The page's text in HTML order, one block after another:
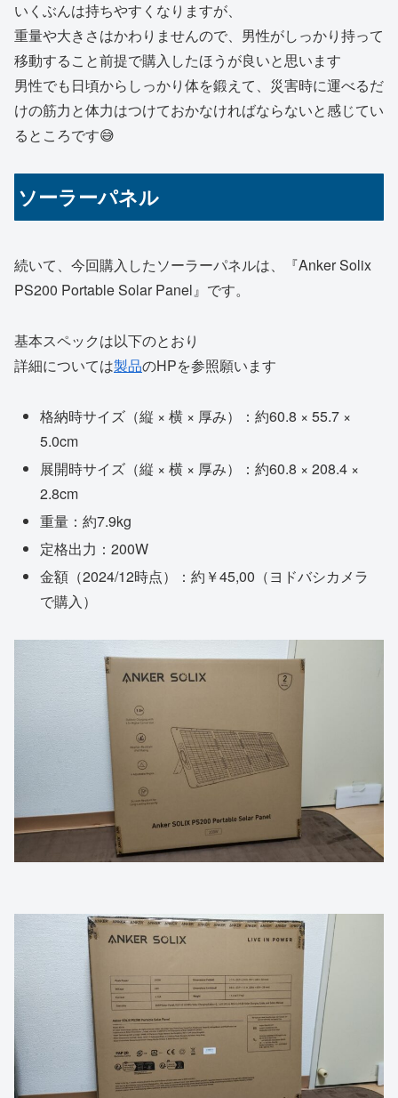
いくぶんは持ちやすくなりますが、
重量や大きさはかわりませんので、男性がしっかり持って
移動すること前提で購入したほうが良いと思います
男性でも日頃からしっかり体を鍛えて、災害時に運べるだ
けの筋力と体力はつけておかなければならないと感じてい
るところです😅
ソーラーパネル
続いて、今回購入したソーラーパネルは、『Anker Solix
PS200 Portable Solar Panel』です。
基本スペックは以下のとおり
詳細については製品のHPを参照願います
格納時サイズ（縦 × 横 × 厚み）：約60.8 × 55.7 ×
5.0cm
展開時サイズ（縦 × 横 × 厚み）：約60.8 × 208.4 ×
2.8cm
重量：約7.9kg
定格出力：200W
金額（2024/12時点）：約￥45,00（ヨドバシカメラ
で購入）